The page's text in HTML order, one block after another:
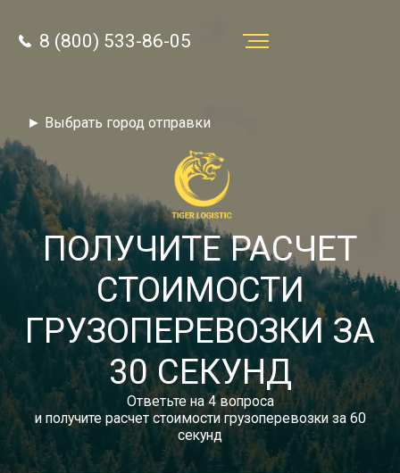
8 (800) 533-86-05
Звонок по России бесплатный
autotransport24@yandex.ru
Заказать звонок
Тарифы
Отзывы
Статьи
Новости
Документы
► Выбрать город отправки
8 (800) 533-86-05
ПОЛУЧИТЕ РАСЧЕТ
СТОИМОСТИ
ГРУЗОПЕРЕВОЗКИ ЗА
30 СЕКУНД
Ответьте на 4 вопроса
и получите расчет стоимости грузоперевозки за 60
секунд